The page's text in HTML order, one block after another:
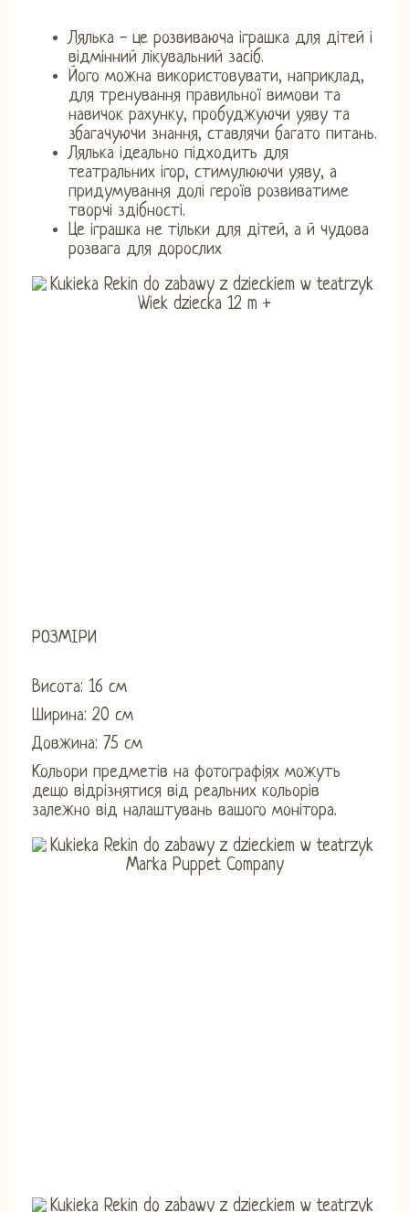
Лялька - це розвиваюча іграшка для дітей і
відмінний лікувальний засіб.
Його можна використовувати, наприклад,
для тренування правильної вимови та
навичок рахунку, пробуджуючи уяву та
збагачуючи знання, ставлячи багато питань.
Лялька ідеально підходить для
театральних ігор, стимулюючи уяву, а
придумування долі героїв розвиватиме
творчі здібності.
Це іграшка не тільки для дітей, а й чудова
розвага для дорослих
РОЗМІРИ
Висота: 16 см
Ширина: 20 см
Довжина: 75 см
Кольори предметів на фотографіях можуть
дещо відрізнятися від реальних кольорів
залежно від налаштувань вашого монітора.